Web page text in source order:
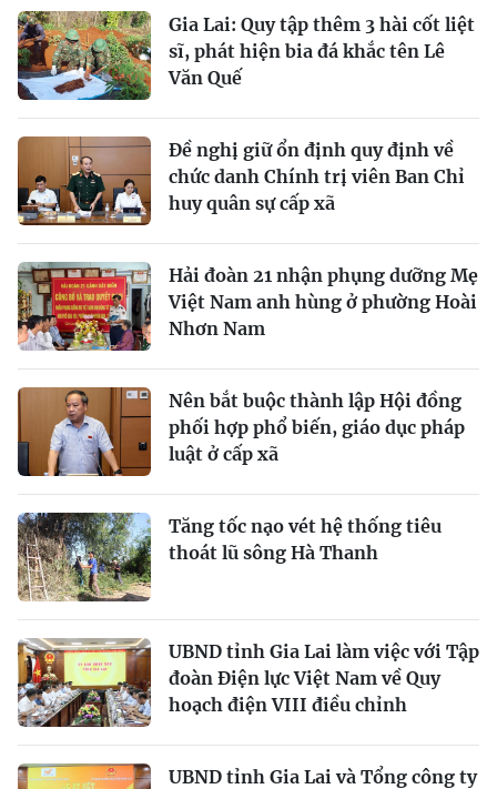
Gia Lai: Quy tập thêm 3 hài cốt liệt
sĩ, phát hiện bia đá khắc tên Lê
Văn Quế
Đề nghị giữ ổn định quy định về
chức danh Chính trị viên Ban Chỉ
huy quân sự cấp xã
Hải đoàn 21 nhận phụng dưỡng Mẹ
Việt Nam anh hùng ở phường Hoài
Nhơn Nam
Nên bắt buộc thành lập Hội đồng
phối hợp phổ biến, giáo dục pháp
luật ở cấp xã
Tăng tốc nạo vét hệ thống tiêu
thoát lũ sông Hà Thanh
UBND tỉnh Gia Lai làm việc với Tập
đoàn Điện lực Việt Nam về Quy
hoạch điện VIII điều chỉnh
UBND tỉnh Gia Lai và Tổng công ty